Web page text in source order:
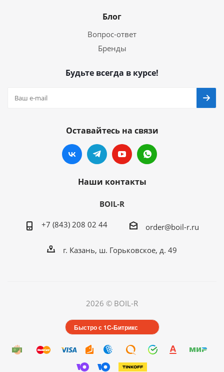
Блог
Вопрос-ответ
Бренды
Будьте всегда в курсе!
Оставайтесь на связи
Наши контакты
BOIL-R
+7 (843) 208 02 44 order@boil-r.ru
г. Казань, ш. Горьковское, д. 49
2026 © BOIL-R
Быстро с 1С-Битрикс